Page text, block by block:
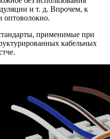
и т. д. Впрочем, к
оптоволокно.
применимые при
кабельных